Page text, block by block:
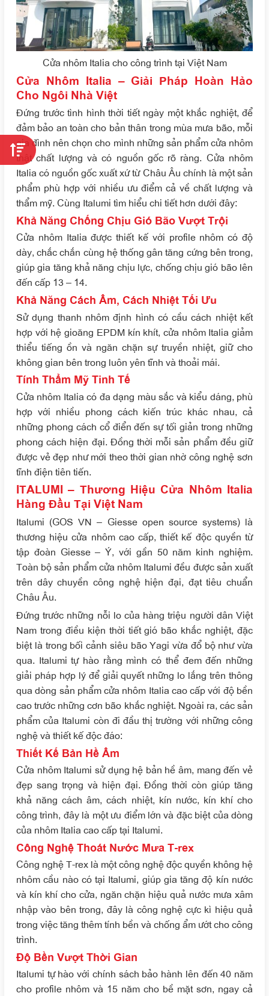
Cửa nhôm Italia cho công trình tại Việt Nam
Cửa Nhôm Italia – Giải Pháp Hoàn Hảo
Cho Ngôi Nhà Việt
Đứng trước tình hình thời tiết ngày một khắc nghiệt, để
đảm bảo an toàn cho bản thân trong mùa mưa bão, mỗi
gia đình nên chọn cho mình những sản phẩm cửa nhôm
thật chất lượng và có nguồn gốc rõ ràng. Cửa nhôm
Italia có nguồn gốc xuất xứ từ Châu Âu chính là một sản
phẩm phù hợp với nhiều ưu điểm cả về chất lượng và
thẩm mỹ. Cùng Italumi tìm hiểu chi tiết hơn dưới đây:
Khả Năng Chống Chịu Gió Bão Vượt Trội
Cửa nhôm Italia được thiết kế với profile nhôm có độ
dày, chắc chắn cùng hệ thống gân tăng cứng bên trong,
giúp gia tăng khả năng chịu lực, chống chịu gió bão lên
đến cấp 13 – 14.
Khả Năng Cách Âm, Cách Nhiệt Tối Ưu
Sử dụng thanh nhôm định hình có cầu cách nhiệt kết
hợp với hệ gioăng EPDM kín khít, cửa nhôm Italia giảm
thiểu tiếng ồn và ngăn chặn sự truyền nhiệt, giữ cho
không gian bên trong luôn yên tĩnh và thoải mái.
Tính Thẩm Mỹ Tinh Tế
Cửa nhôm Italia có đa dạng màu sắc và kiểu dáng, phù
hợp với nhiều phong cách kiến trúc khác nhau, cả
những phong cách cổ điển đến sự tối giản trong những
phong cách hiện đại. Đồng thời mỗi sản phẩm đều giữ
được vẻ đẹp như mới theo thời gian nhờ công nghệ sơn
tĩnh điện tiên tiến.
ITALUMI – Thương Hiệu Cửa Nhôm Italia
Hàng Đầu Tại Việt Nam
Italumi (GOS VN – Giesse open source systems) là
thương hiệu cửa nhôm cao cấp, thiết kế độc quyền từ
tập đoàn Giesse – Ý, với gần 50 năm kinh nghiệm.
Toàn bộ sản phẩm cửa nhôm Italumi đều được sản xuất
trên dây chuyền công nghệ hiện đại, đạt tiêu chuẩn
Châu Âu.
Đứng trước những nỗi lo của hàng triệu người dân Việt
Nam trong điều kiện thời tiết gió bão khắc nghiệt, đặc
biệt là trong bối cảnh siêu bão Yagi vừa đổ bộ như vừa
qua. Italumi tự hào rằng mình có thể đem đến những
giải pháp hợp lý để giải quyết những lo lắng trên thông
qua dòng sản phẩm cửa nhôm Italia cao cấp với độ bền
cao trước những cơn bão khắc nghiệt. Ngoài ra, các sản
phẩm của Italumi còn đi đầu thị trường với những công
nghệ và thiết kế độc đáo:
Thiết Kế Bản Hề Âm
Cửa nhôm Italumi sử dụng hệ bản hề âm, mang đến vẻ
đẹp sang trọng và hiện đại. Đồng thời còn giúp tăng
khả năng cách âm, cách nhiệt, kín nước, kín khí cho
công trình, đây là một ưu điểm lớn và đặc biệt của dòng
của nhôm Italia cao cấp tại Italumi.
Công Nghệ Thoát Nước Mưa T-rex
Công nghệ T-rex là một công nghệ độc quyền không hệ
nhôm cầu nào có tại Italumi, giúp gia tăng độ kín nước
và kín khí cho cửa, ngăn chặn hiệu quả nước mưa xâm
nhập vào bên trong, đây là công nghệ cực kì hiệu quả
trong việc tăng thêm tính bền và chống ẩm ướt cho công
trình.
Độ Bền Vượt Thời Gian
Italumi tự hào với chính sách bảo hành lên đến 40 năm
cho profile nhôm và 15 năm cho bề mặt sơn, ngay cả